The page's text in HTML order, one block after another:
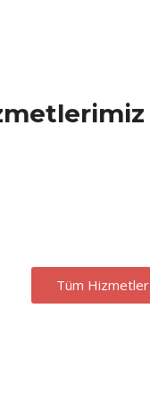
Tüm Hizmetler